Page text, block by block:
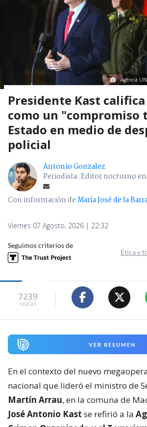
Agencia
Presidente Kast califica
como un "compromiso
Estado en medio de
policial
Antonio Gonzalez
Periodista. Editor nocturno
Con información deMaría José de la
Viernes 07 Agosto, 2026 | 22:32
Seguimos criterios de
Ética y
7239
visitas
VER RESUMEN
En el contexto del nuevo
nacional que lideró el ministro de
Martín Arrau, en la comuna de
José Antonio Kast se refirió a la